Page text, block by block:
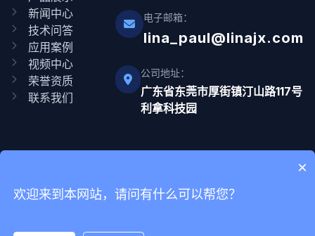
新闻中心
技术问答
应用案例
视频中心
荣誉资质
联系我们
电子邮箱：
lina_paul@linajx.com
公司地址：
广东省东莞市厚街镇汀山路117号
利拿科技园
Copyright © 2012-2025 广东利拿实业有限公司 版权所有 网站备
案号粤ICP备08110834号-9
×
欢迎来到本网站，请问有什么可以帮您？